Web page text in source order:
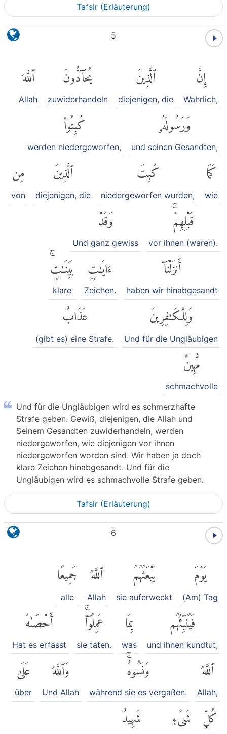
Tafsir (Erläuterung)
5
إِنَّ
Wahrlich,
ٱلَّذِينَ
diejenigen, die
يُحَآدُّونَ
zuwiderhandeln
ٱللَّهَ
Allah
وَرَسُولَهُۥ
und seinen Gesandten,
كُبِتُوا۟
werden niedergeworfen,
كَمَا
wie
كُبِتَ
niedergeworfen wurden,
ٱلَّذِينَ
diejenigen, die
مِن
von
قَبْلِهِمْۚ
vor ihnen (waren).
وَقَدْ
Und ganz gewiss
أَنزَلْنَآ
haben wir hinabgesandt
ءَايَٰتٍۭ
Zeichen.
بَيِّنَٰتٍۚ
klare
وَلِلْكَٰفِرِينَ
Und für die Ungläubigen
عَذَابٌ
(gibt es) eine Strafe.
مُّهِينٌ
schmachvolle
Und für die Ungläubigen wird es schmerzhafte
Strafe geben. Gewiß, diejenigen, die Allah und
Seinem Gesandten zuwiderhandeln, werden
niedergeworfen, wie diejenigen vor ihnen
niedergeworfen worden sind. Wir haben ja doch
klare Zeichen hinabgesandt. Und für die
Ungläubigen wird es schmachvolle Strafe geben.
Tafsir (Erläuterung)
6
يَوْمَ
(Am) Tag
يَبْعَثُهُمُ
sie auferweckt
ٱللَّهُ
Allah
جَمِيعًا
alle
فَيُنَبِّئُهُم
und ihnen kundtut,
بِمَا
was
عَمِلُوٓا۟ۚ
sie taten.
أَحْصَىٰهُ
Hat es erfasst
ٱللَّهُ
Allah,
وَنَسُوهُۚ
während sie es vergaßen.
وَٱللَّهُ
Und Allah
عَلَىٰ
über
كُلِّ شَىْءٍ شَهِيدٌ